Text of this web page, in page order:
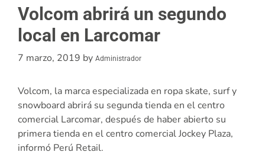
Volcom abrirá un segundo
local en Larcomar
7 marzo, 2019 by Administrador
Volcom, la marca especializada en ropa skate, surf y
snowboard abrirá su segunda tienda en el centro
comercial Larcomar, después de haber abierto su
primera tienda en el centro comercial Jockey Plaza,
informó Perú Retail.